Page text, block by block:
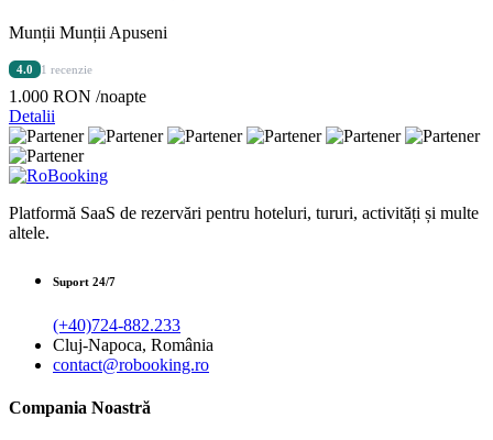
Munții Munții Apuseni
4.0 1 recenzie
1.000 RON /noapte
Detalii
Platformă SaaS de rezervări pentru hoteluri, tururi, activități și multe
altele.
Suport 24/7
(+40)724-882.233
Cluj-Napoca, România
contact@robooking.ro
Compania Noastră